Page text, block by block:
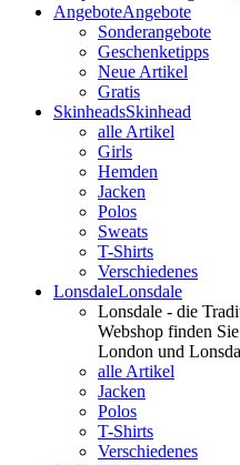
AngeboteAngebote
Sonderangebote
Geschenketipps
Neue Artikel
Gratis
SkinheadsSkinhead
alle Artikel
Girls
Hemden
Jacken
Polos
Sweats
T-Shirts
Verschiedenes
LonsdaleLonsdale
Lonsdale - die
Webshop finden
London und
alle Artikel
Jacken
Polos
T-Shirts
Verschiedenes